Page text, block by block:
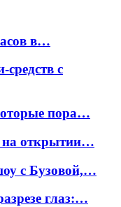
в…
с
пора…
на открытии…
с Бузовой,…
глаз:…